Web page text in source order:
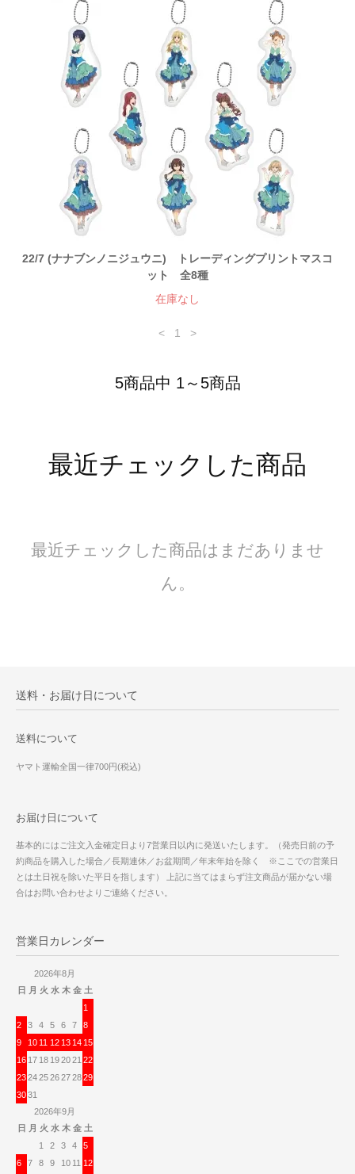
22/7 (ナナブンノニジュウニ) トレーディングプリントマスコ
ット 全8種
在庫なし
< 1 >
5商品中 1～5商品
最近チェックした商品
最近チェックした商品はまだありませ
ん。
送料・お届け日について
送料について
ヤマト運輸全国一律700円(税込)
お届け日について
基本的にはご注文入金確定日より7営業日以内に発送いたします。（発売日前の予
約商品を購入した場合／長期連休／お盆期間／年末年始を除く ※ここでの営業日
とは土日祝を除いた平日を指します） 上記に当てはまらず注文商品が届かない場
合はお問い合わせよりご連絡ください。
営業日カレンダー
2026年8月
日 月 火 水 木 金 土
1
2
3 4 5 6 7
8
9
10 11 12 13 14 15
16 17 18 192021 22
23242526272829
3031
2026年9月
日 月 火 水 木 金 土
1
2 3 4
5
6
7 8 9 10 11 12